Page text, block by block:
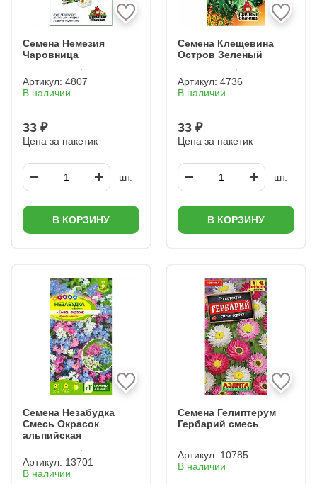
Семена Немезия
Чаровница
Артикул: 4807
В наличии
33 ₽
Цена за пакетик
шт.
В КОРЗИНУ
Семена Клещевина
Остров Зеленый
Артикул: 4736
В наличии
33 ₽
Цена за пакетик
шт.
В КОРЗИНУ
Семена Незабудка
Смесь Окрасок
альпийская
Артикул: 13701
В наличии
Семена Гелиптерум
Гербарий смесь
Артикул: 10785
В наличии